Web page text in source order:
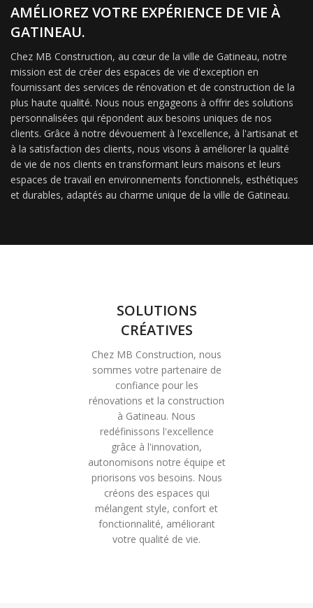
AMÉLIOREZ VOTRE EXPÉRIENCE DE VIE À
GATINEAU.
Chez MB Construction, au cœur de la ville de Gatineau, notre
mission est de créer des espaces de vie d'exception en
fournissant des services de rénovation et de construction de la
plus haute qualité. Nous nous engageons à offrir des solutions
personnalisées qui répondent aux besoins uniques de nos
clients. Grâce à notre dévouement à l'excellence, à l'artisanat et
à la satisfaction des clients, nous visons à améliorer la qualité
de vie de nos clients en transformant leurs maisons et leurs
espaces de travail en environnements fonctionnels, esthétiques
et durables, adaptés au charme unique de la ville de Gatineau.
SOLUTIONS
CRÉATIVES
Chez MB Construction, nous
sommes votre partenaire de
confiance pour les
rénovations et la construction
à Gatineau. Nous
redéfinissons l'excellence
grâce à l'innovation,
autonomisons notre équipe et
priorisons vos besoins. Nous
créons des espaces qui
mélangent style, confort et
fonctionnalité, améliorant
votre qualité de vie.